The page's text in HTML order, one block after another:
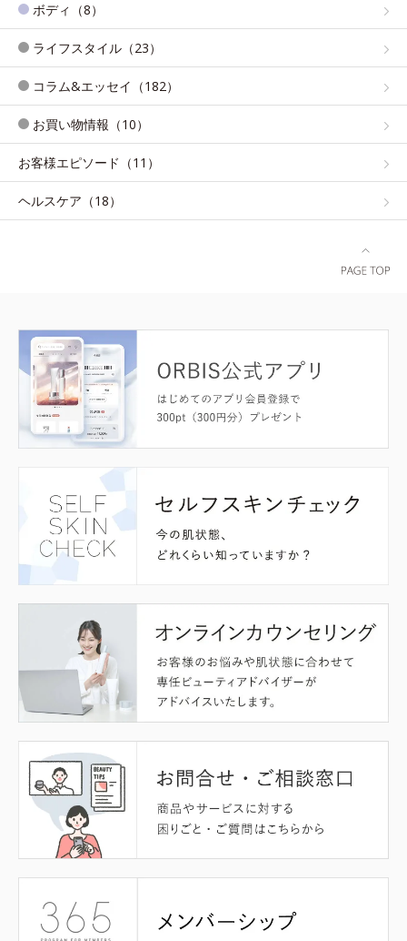
ボディ（8）
ライフスタイル（23）
コラム&エッセイ（182）
お買い物情報（10）
お客様エピソード（11）
ヘルスケア（18）